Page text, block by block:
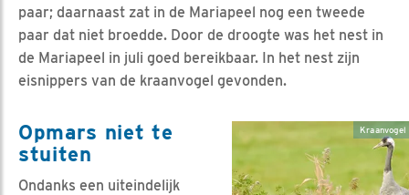
paar; daarnaast zat in de Mariapeel nog een tweede
paar dat niet broedde. Door de droogte was het nest in
de Mariapeel in juli goed bereikbaar. In het nest zijn
eisnippers van de kraanvogel gevonden.
Opmars niet te
stuiten
Ondanks een uiteindelijk